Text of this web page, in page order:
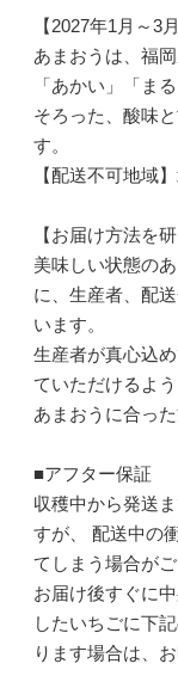
【2027年1月～3
あまおうは、福
「あかい」「ま
そろった、酸味
す。
【配送不可地域
【お届け方法を
美味しい状態の
に、生産者、配
います。
生産者が真心込
ていただけるよ
あまおうに合っ
■アフター保証
収穫中から発送
すが、 配送中の
てしまう場合がご
お届け後すぐに
したいちごに下
ります場合は、